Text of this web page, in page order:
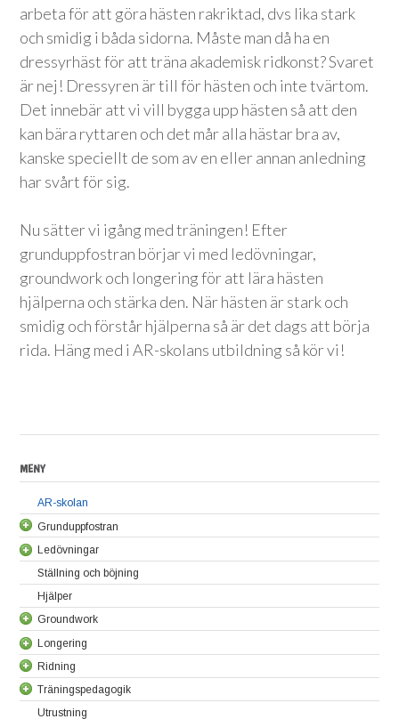
arbeta för att göra hästen rakriktad, dvs lika stark
och smidig i båda sidorna. Måste man då ha en
dressyrhäst för att träna akademisk ridkonst? Svaret
är nej! Dressyren är till för hästen och inte tvärtom.
Det innebär att vi vill bygga upp hästen så att den
kan bära ryttaren och det mår alla hästar bra av,
kanske speciellt de som av en eller annan anledning
har svårt för sig.
Nu sätter vi igång med träningen! Efter
grunduppfostran börjar vi med ledövningar,
groundwork och longering för att lära hästen
hjälperna och stärka den. När hästen är stark och
smidig och förstår hjälperna så är det dags att börja
rida. Häng med i AR-skolans utbildning så kör vi!
MENY
AR-skolan
Grunduppfostran
Lär hästen att stå stilla utan att vara uppbunden
Placera hästens ben
Ledövningar
Grundläggande ledövningar
Fortsatta ledövningar
Ställning och böjning
Hjälper
Groundwork
Så här börjar du med groundwork
Att gå baklänges – hitta din egen kropp
Öka och minska volten
Öka och minska volten – kroppsmedvetenhet
Longering
Varvbyte i longering
Travlongering
Galopplongering
Ridning
Sitt ner på insidan
Att rida öppna
Träningspedagogik
Bli en ja-sägare
Utrustning